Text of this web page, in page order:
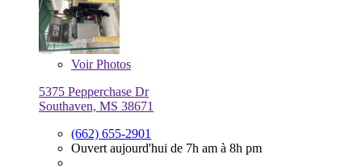
VoirPhotos
5375 Pepperchase Dr
Southaven, MS 38671
(662) 655-2901
Ouvert aujourd'hui de 7h am à 8h pm